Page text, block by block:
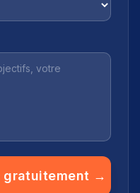
gratuitement →